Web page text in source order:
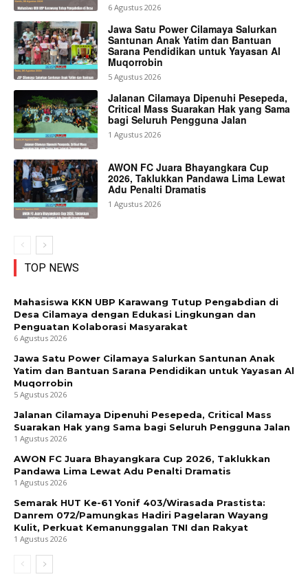
6 Agustus 2026
Jawa Satu Power Cilamaya Salurkan
Santunan Anak Yatim dan Bantuan
Sarana Pendidikan untuk Yayasan Al
Muqorrobin
5 Agustus 2026
Jalanan Cilamaya Dipenuhi Pesepeda,
Critical Mass Suarakan Hak yang Sama
bagi Seluruh Pengguna Jalan
1 Agustus 2026
AWON FC Juara Bhayangkara Cup
2026, Taklukkan Pandawa Lima Lewat
Adu Penalti Dramatis
1 Agustus 2026
TOP NEWS
Mahasiswa KKN UBP Karawang Tutup Pengabdian di
Desa Cilamaya dengan Edukasi Lingkungan dan
Penguatan Kolaborasi Masyarakat
6 Agustus 2026
Jawa Satu Power Cilamaya Salurkan Santunan Anak
Yatim dan Bantuan Sarana Pendidikan untuk Yayasan Al
Muqorrobin
5 Agustus 2026
Jalanan Cilamaya Dipenuhi Pesepeda, Critical Mass
Suarakan Hak yang Sama bagi Seluruh Pengguna Jalan
1 Agustus 2026
AWON FC Juara Bhayangkara Cup 2026, Taklukkan
Pandawa Lima Lewat Adu Penalti Dramatis
1 Agustus 2026
Semarak HUT Ke-61 Yonif 403/Wirasada Prastista:
Danrem 072/Pamungkas Hadiri Pagelaran Wayang
Kulit, Perkuat Kemanunggalan TNI dan Rakyat
1 Agustus 2026